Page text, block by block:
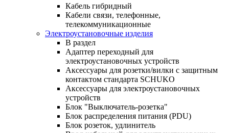
Кабель гибридный
Кабели связи, телефонные,
телекоммуникационные
Электроустановочные изделия
В раздел
Адаптер переходный для
электроустановочных устройств
Аксессуары для розетки/вилки с защитным
контактом стандарта SCHUKO
Аксессуары для электроустановочных
устройств
Блок "Выключатель-розетка"
Блок распределения питания (PDU)
Блок розеток, удлинитель